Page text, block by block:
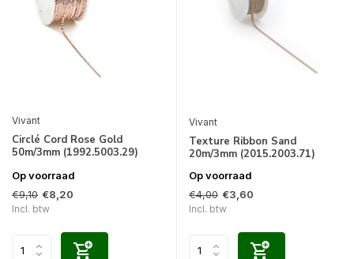
Vivant
Circlé Cord Rose Gold
50m/3mm (1992.5003.29)
Op voorraad
€9,10 €8,20
Incl. btw
Vivant
Texture Ribbon Sand
20m/3mm (2015.2003.71)
Op voorraad
€4,00 €3,60
Incl. btw